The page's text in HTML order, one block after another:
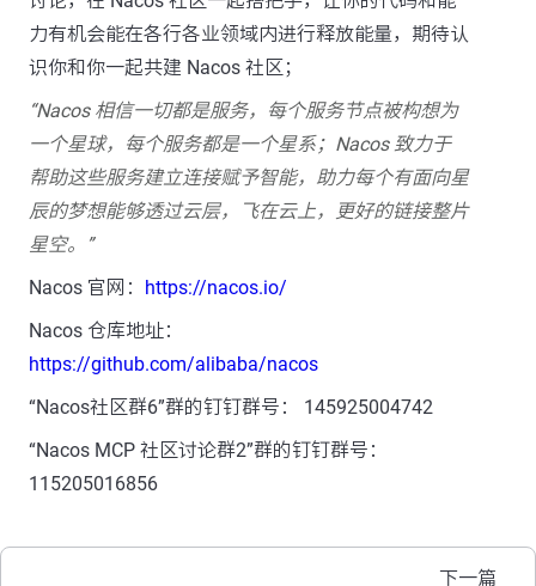
力有机会能在各行各业领域内进行释放能量，期待认
识你和你一起共建 Nacos 社区；
“Nacos 相信一切都是服务，每个服务节点被构想为
一个星球，每个服务都是一个星系；Nacos 致力于
帮助这些服务建立连接赋予智能，助力每个有面向星
辰的梦想能够透过云层，飞在云上，更好的链接整片
星空。”
Nacos 官网： https://nacos.io/
Nacos 仓库地址：
https://github.com/alibaba/nacos
“Nacos社区群6”群的钉钉群号： 145925004742
“Nacos MCP 社区讨论群2”群的钉钉群号：
115205016856
下一篇